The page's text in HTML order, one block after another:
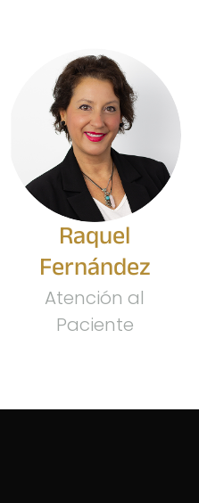
Raquel
Fernández
Atención al
Paciente